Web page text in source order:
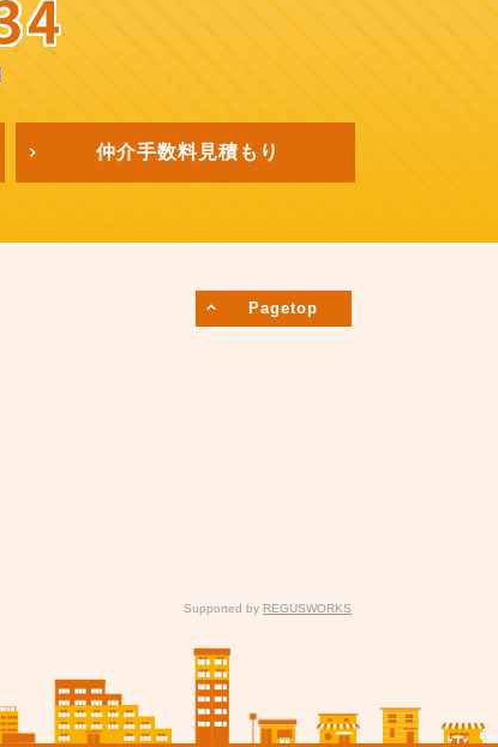
仲介手数料見積もり
Pagetop
Supported by REGUSWORKS